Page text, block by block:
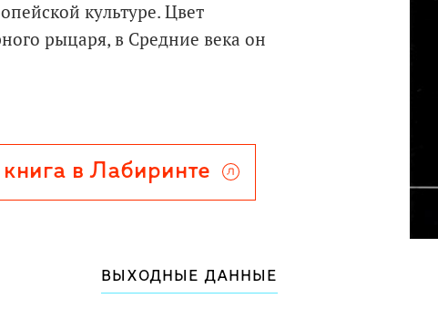
культуре. Цвет
рыцаря, в Средние века он
цвет юристов и
элегантности и шика и
жизни
в Лабиринте
ВЫХОДНЫЕ ДАННЫЕ